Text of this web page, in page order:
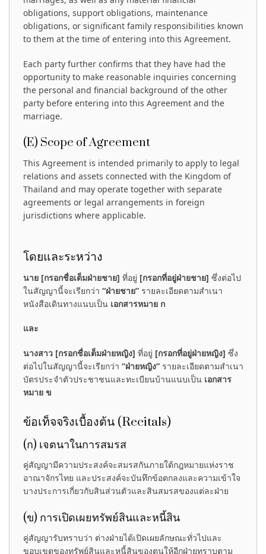
obligations, support obligations, maintenance
obligations, or significant family responsibilities known
to them at the time of entering into this Agreement.
Each party further confirms that they have had the
opportunity to make reasonable inquiries concerning
the personal and financial background of the other
party before entering into this Agreement and the
marriage.
(E) Scope of Agreement
This Agreement is intended primarily to apply to legal
relations and assets connected with the Kingdom of
Thailand and may operate together with separate
agreements or legal arrangements in foreign
jurisdictions where applicable.
โดยและระหว่าง
นาย [กรอกชื่อเต็มฝ่ายชาย] ที่อยู่ [กรอกที่อยู่ฝ่ายชาย] ซึ่งต่อไป
ในสัญญานี้จะเรียกว่า “ฝ่ายชาย”รายละเอียดตามสำเนา
หนังสือเดินทางแนบเป็น เอกสารหมาย ก
และ
นางสาว [กรอกชื่อเต็มฝ่ายหญิง] ที่อยู่ [กรอกที่อยู่ฝ่ายหญิง] ซึ่ง
ต่อไปในสัญญานี้จะเรียกว่า “ฝ่ายหญิง”รายละเอียดตามสำเนา
บัตรประจำตัวประชาชนและทะเบียนบ้านแนบเป็น เอกสาร
หมาย ข
ข้อเท็จจริงเบื้องต้น (Recitals)
(ก) เจตนาในการสมรส
คู่สัญญามีความประสงค์จะสมรสกันภายใต้กฎหมายแห่งราช
อาณาจักรไทย และประสงค์จะบันทึกข้อตกลงและความเข้าใจ
บางประการเกี่ยวกับสินส่วนตัวและสินสมรสของแต่ละฝ่าย
(ข) การเปิดเผยทรัพย์สินและหนี้สิน
คู่สัญญารับทราบว่า ต่างฝ่ายได้เปิดเผยลักษณะทั่วไปและ
ขอบเขตของทรัพย์สินและหนี้สินของตนให้อีกฝ่ายทราบตาม